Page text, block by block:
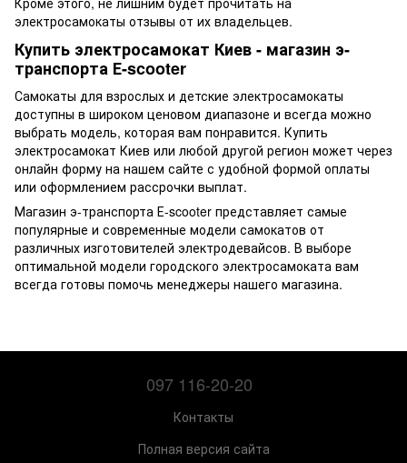
электросамокаты отзывы от их владельцев.
Купить электросамокат Киев - магазин э-
транспорта Е-scooter
Самокаты для взрослых и детские электросамокаты
доступны в широком ценовом диапазоне и всегда можно
выбрать модель, которая вам понравится. Купить
электросамокат Киев или любой другой регион может через
онлайн форму на нашем сайте с удобной формой оплаты
или оформлением рассрочки выплат.
Магазин э-транспорта Е-scooter представляет самые
популярные и современные модели самокатов от
различных изготовителей электродевайсов. В выборе
оптимальной модели городского электросамоката вам
всегда готовы помочь менеджеры нашего магазина.
097 116-20-20
Контакты
Полная версия сайта